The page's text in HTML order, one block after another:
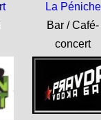
La Péniche
Bar / Café-
concert